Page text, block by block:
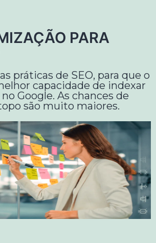
PARA
práticas de SEO, para que o
capacidade de indexar
Google. As chances de
são muito maiores.